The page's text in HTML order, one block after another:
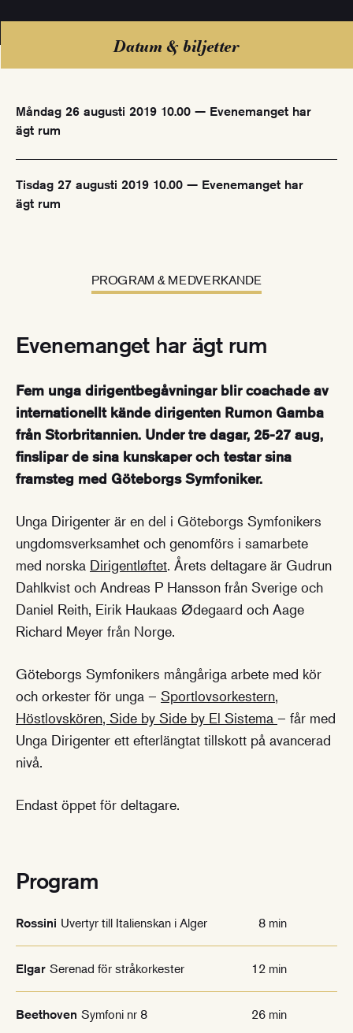
Datum & biljetter
Måndag 26 augusti 2019 10.00 — Evenemanget har
ägt rum
Tisdag 27 augusti 2019 10.00 — Evenemanget har
ägt rum
PROGRAM & MEDVERKANDE
Evenemanget har ägt rum
Fem unga dirigentbegåvningar blir coachade av
internationellt kände dirigenten Rumon Gamba
från Storbritannien. Under tre dagar, 25-27 aug,
finslipar de sina kunskaper och testar sina
framsteg med Göteborgs Symfoniker.
Unga Dirigenter är en del i Göteborgs Symfonikers
ungdomsverksamhet och genomförs i samarbete
med norska Dirigentløftet. Årets deltagare är Gudrun
Dahlkvist och Andreas P Hansson från Sverige och
Daniel Reith, Eirik Haukaas Ødegaard och Aage
Richard Meyer från Norge.
Göteborgs Symfonikers mångåriga arbete med kör
och orkester för unga – Sportlovsorkestern,
Höstlovskören, Side by Side by El Sistema – får med
Unga Dirigenter ett efterlängtat tillskott på avancerad
nivå.
Endast öppet för deltagare.
Program
Rossini Uvertyr till Italienskan i Alger 8 min
Elgar Serenad för stråkorkester 12 min
Beethoven Symfoni nr 8 26 min